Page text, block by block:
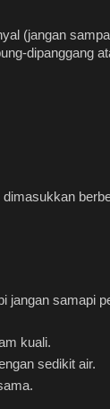
(jangan
dipanggang
jangan samapi
kuali.
sedikit air.